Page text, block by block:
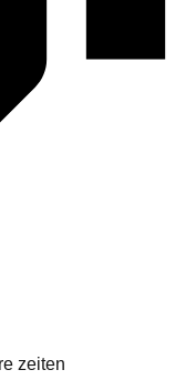
zeiten